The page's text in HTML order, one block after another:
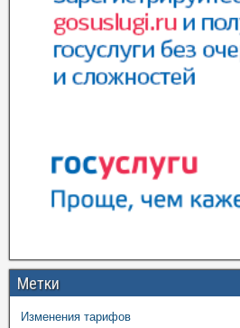
Метки
Изменения тарифов